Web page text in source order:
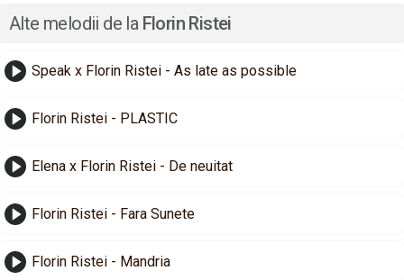
Alte melodii de la Florin Ristei
Speak x Florin Ristei - As late as possible
Florin Ristei - PLASTIC
Elena x Florin Ristei - De neuitat
Florin Ristei - Fara Sunete
Florin Ristei - Mandria